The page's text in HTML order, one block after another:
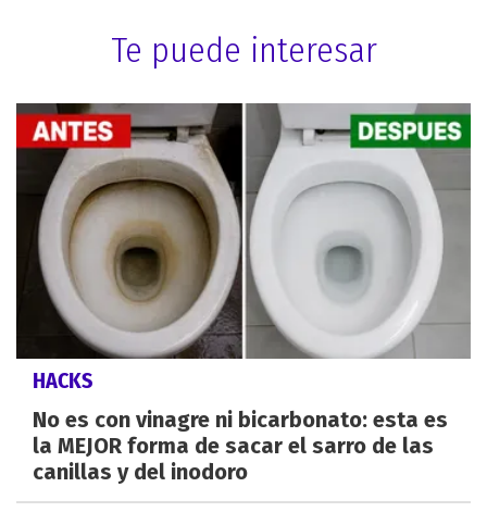
Te puede interesar
HACKS
No es con vinagre ni bicarbonato: esta es
la MEJOR forma de sacar el sarro de las
canillas y del inodoro